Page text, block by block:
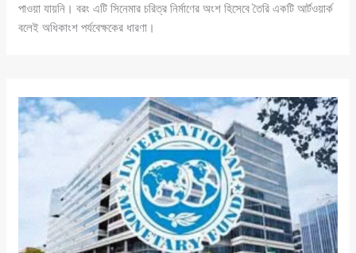
পাওয়া যায়নি। বরং এটি সিনেমার চরিত্র নির্মাণের অংশ হিসেবে তৈরি একটি আর্টওয়ার্ক
বলেই অধিকাংশ পর্যবেক্ষকের ধারণা।